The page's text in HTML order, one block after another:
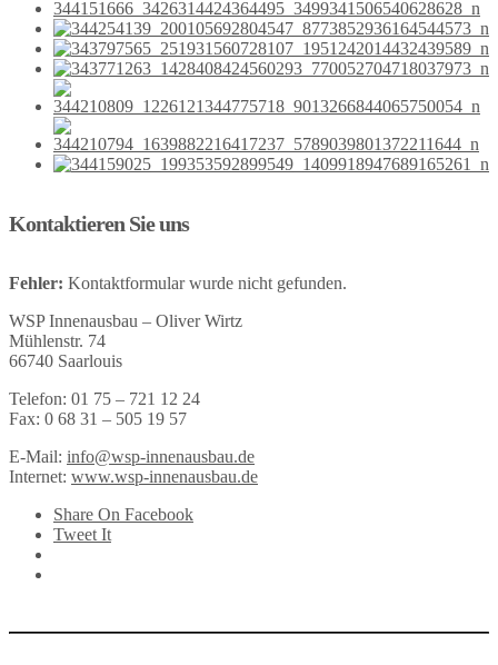
Kontaktieren Sie uns
Fehler: Kontaktformular wurde nicht gefunden.
WSP Innenausbau – Oliver Wirtz
Mühlenstr. 74
66740 Saarlouis
Telefon: 01 75 – 721 12 24
Fax: 0 68 31 – 505 19 57
E-Mail: info@wsp-innenausbau.de
Internet: www.wsp-innenausbau.de
Share On Facebook
Tweet It